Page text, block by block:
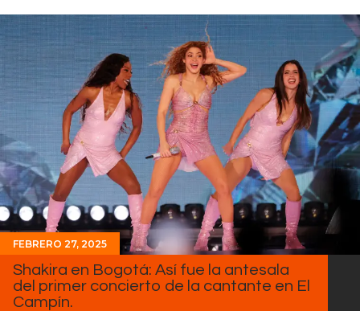
FEBRERO 27, 2025
Shakira en Bogotá: Así fue la antesala
del primer concierto de la cantante en El
Campín.